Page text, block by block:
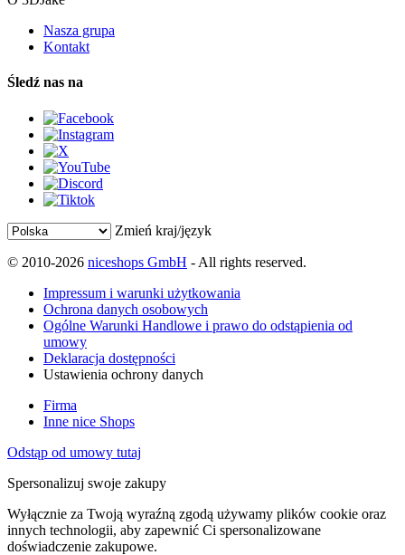
Nasza grupa
Kontakt
Śledź nas na
Zmień kraj/język
© 2010-2026 niceshops GmbH - All rights reserved.
Impressum i warunki użytkowania
Ochrona danych osobowych
Ogólne Warunki Handlowe i prawo do odstąpienia od
umowy
Deklaracja dostępności
Ustawienia ochrony danych
Firma
Inne nice Shops
Odstąp od umowy tutaj
Spersonalizuj swoje zakupy
Wyłącznie za Twoją wyraźną zgodą używamy plików cookie oraz
innych technologii, aby zapewnić Ci spersonalizowane
doświadczenie zakupowe.